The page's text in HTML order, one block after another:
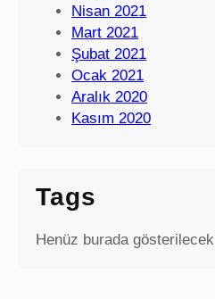
Nisan 2021
Mart 2021
Şubat 2021
Ocak 2021
Aralık 2020
Kasım 2020
Tags
Henüz burada